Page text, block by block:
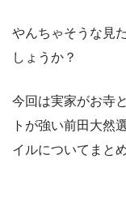
やんちゃそうな見
しょうか？
今回は実家がお寺
トが強い前田大然
イルについてまと